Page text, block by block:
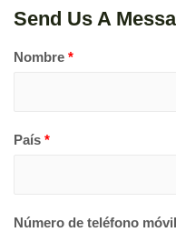
Send Us A
Nombre *
País *
Número de teléfono móvil